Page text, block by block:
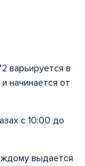
варьируется в
начинается от
с 10:00 до
выдается